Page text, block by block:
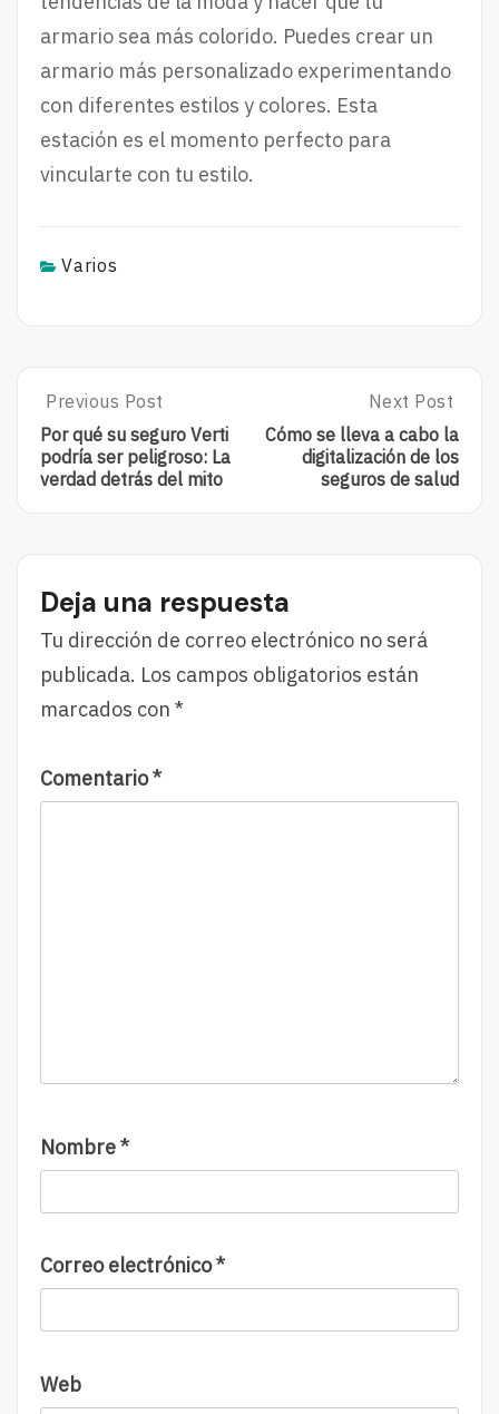
armario sea más colorido. Puedes crear un
armario más personalizado experimentando
con diferentes estilos y colores. Esta
estación es el momento perfecto para
vincularte con tu estilo.
Varios
Post
navigation
Previous
Post:
Por
Qué
Peligroso:
La
Verdad
Detrás
Mito
Previous Post
Por qué su seguro Verti
podría ser peligroso: La
verdad detrás del mito
Next
Post:
Cómo
Se
Seguros
De
Next Post
Cómo se lleva a cabo la
digitalización de los
seguros de salud
Deja una respuesta
Tu dirección de correo electrónico no será
publicada. Los campos obligatorios están
marcados con *
Comentario*
Nombre*
Correo electrónico*
Web